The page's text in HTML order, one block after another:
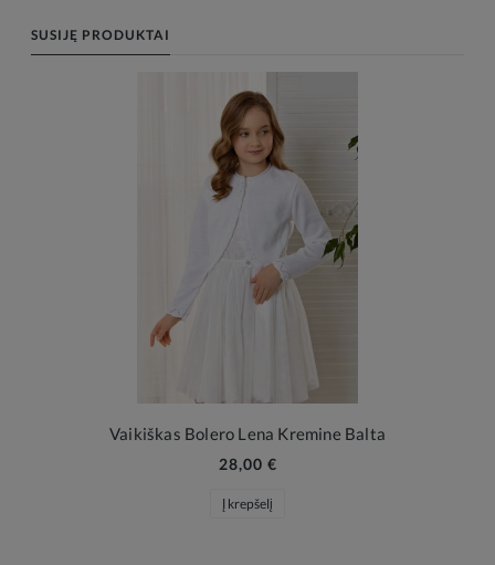
SUSIJĘ PRODUKTAI
Vaikiškas Bolero Lena Kremine Balta
28,00 €
Į krepšelį